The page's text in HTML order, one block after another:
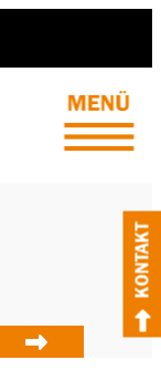
KONTAKT